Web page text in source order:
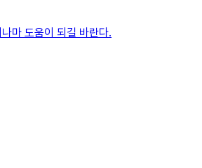
마 도움이 되길 바란다.